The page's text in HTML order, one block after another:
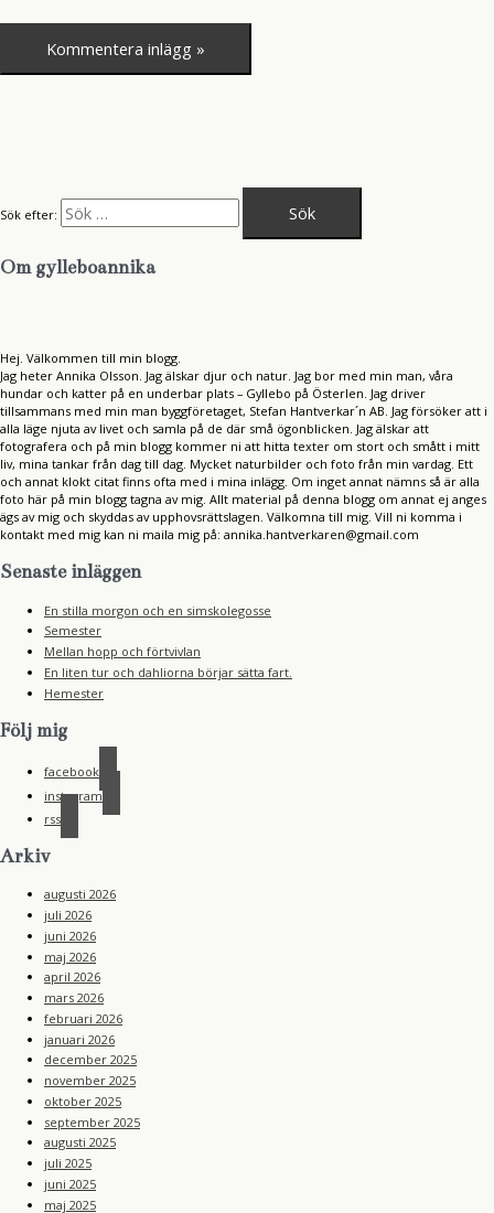
Sök efter:
Om gylleboannika
Hej. Välkommen till min blogg.
Jag heter Annika Olsson. Jag älskar djur och natur. Jag bor med min man, våra
hundar och katter på en underbar plats – Gyllebo på Österlen. Jag driver
tillsammans med min man byggföretaget, Stefan Hantverkar´n AB. Jag försöker att i
alla läge njuta av livet och samla på de där små ögonblicken. Jag älskar att
fotografera och på min blogg kommer ni att hitta texter om stort och smått i mitt
liv, mina tankar från dag till dag. Mycket naturbilder och foto från min vardag. Ett
och annat klokt citat finns ofta med i mina inlägg. Om inget annat nämns så är alla
foto här på min blogg tagna av mig. Allt material på denna blogg om annat ej anges
ägs av mig och skyddas av upphovsrättslagen. Välkomna till mig. Vill ni komma i
kontakt med mig kan ni maila mig på: annika.hantverkaren@gmail.com
Senaste inläggen
En stilla morgon och en simskolegosse
Semester
Mellan hopp och förtvivlan
En liten tur och dahliorna börjar sätta fart.
Hemester
Följ mig
facebook
instagram
rss
Arkiv
augusti 2026
juli 2026
juni 2026
maj 2026
april 2026
mars 2026
februari 2026
januari 2026
december 2025
november 2025
oktober 2025
september 2025
augusti 2025
juli 2025
juni 2025
maj 2025